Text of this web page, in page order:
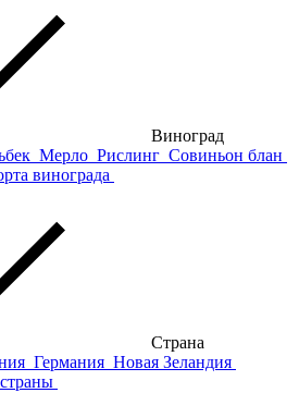
Виноград
Мерло Рислинг Совиньон блан
винограда
Страна
Германия Новая Зеландия